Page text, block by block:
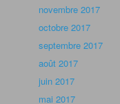
novembre 2017
octobre 2017
septembre 2017
août 2017
juin 2017
mai 2017